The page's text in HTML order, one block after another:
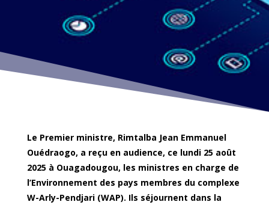
Le Premier ministre, Rimtalba Jean Emmanuel
Ouédraogo, a reçu en audience, ce lundi 25 août
2025 à Ouagadougou, les ministres en charge de
l’Environnement des pays membres du complexe
W-Arly-Pendjari (WAP). Ils séjournent dans la